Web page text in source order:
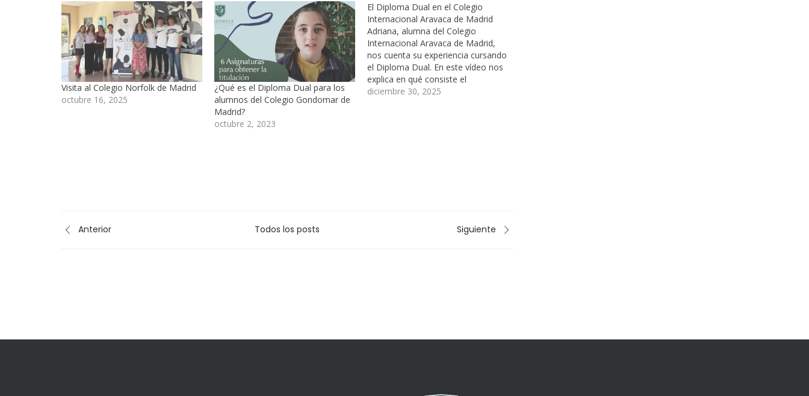
Visita al Colegio Norfolk de Madrid
octubre 16, 2025
¿Qué es el Diploma Dual para los
alumnos del Colegio Gondomar de
Madrid?
octubre 2, 2023
El Diploma Dual en el Colegio
Internacional Aravaca de Madrid
Adriana, alumna del Colegio
Internacional Aravaca de Madrid,
nos cuenta su experiencia cursando
el Diploma Dual. En este vídeo nos
explica en qué consiste el
programa, además de contarnos lo
diciembre 30, 2025
Anterior Todos los posts Siguiente